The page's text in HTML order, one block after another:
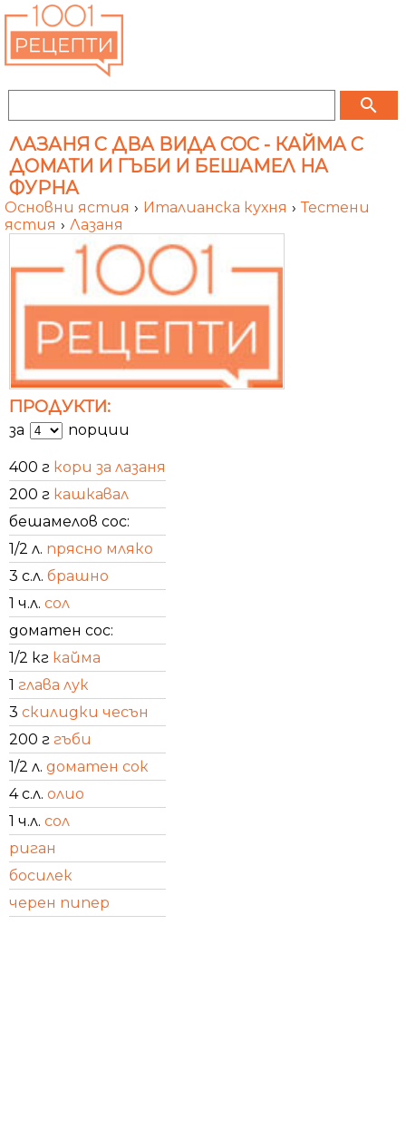
search
ЛАЗАНЯ С ДВА ВИДА СОС - КАЙМА С
ДОМАТИ И ГЪБИ И БЕШАМЕЛ НА
ФУРНА
Основни ястия › Италианска кухня › Тестени
ястия › Лазаня
ПРОДУКТИ:
за порции
400 г кори за лазаня
200 г кашкавал
бешамелов сос:
1/2 л. прясно мляко
3 с.л. брашно
1 ч.л. сол
доматен сос:
1/2 кг кайма
1 глава лук
3 скилидки чесън
200 г гъби
1/2 л. доматен сок
4 с.л. олио
1 ч.л. сол
риган
босилек
черен пипер